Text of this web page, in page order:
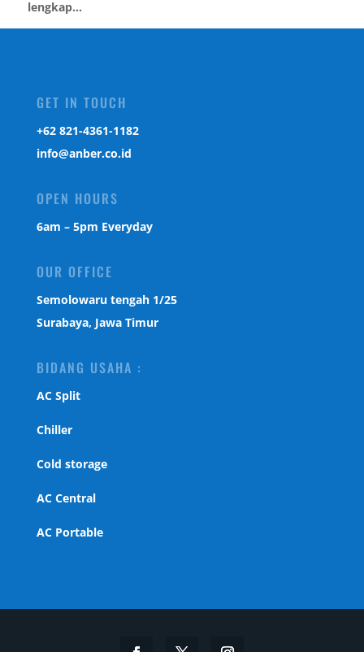
lengkap...
GET IN TOUCH
‎+62 821-4361-1182
info@anber.co.id
OPEN HOURS
6am – 5pm Everyday
OUR OFFICE
Semolowaru tengah 1/25
Surabaya, Jawa Timur
BIDANG USAHA :
AC Split
Chiller
Cold storage
AC Central
AC Portable